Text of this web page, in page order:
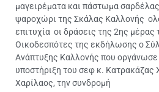
μαγειρέματα και πάστωμα
ψαροχώρι της Σκάλας Καλλονής
επιτυχία οι δράσεις της 2ης μέρας
Οικοδεσπότες της εκδήλωσης ο
Ανάπτυξης Καλλονής που οργάνωσε
υποστήριξη του σεφ κ.
Χαρίλαος, την συνδρομή